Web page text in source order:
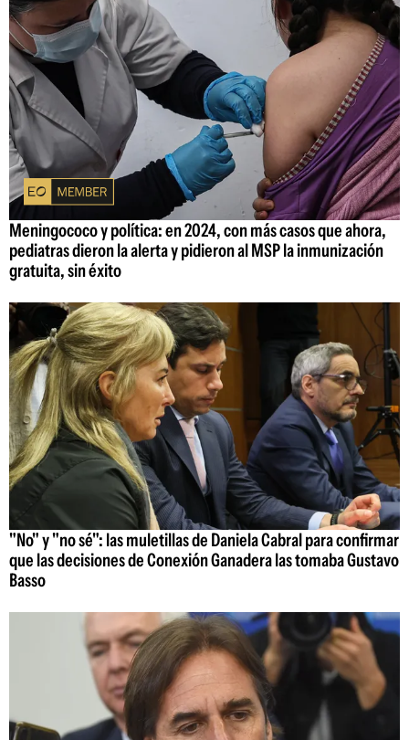
Meningococo y política: en 2024, con más casos que ahora,
pediatras dieron la alerta y pidieron al MSP la inmunización
gratuita, sin éxito
"No" y "no sé": las muletillas de Daniela Cabral para confirmar
que las decisiones de Conexión Ganadera las tomaba Gustavo
Basso